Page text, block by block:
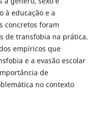
à educação e a
concretos foram
de transfobia na prática.
empíricos que
e a evasão escolar
de
no contexto